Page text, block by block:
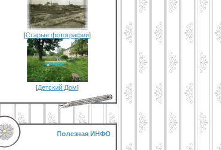
[Старые фотографии]
[Детский Дом]
Полезная ИНФО